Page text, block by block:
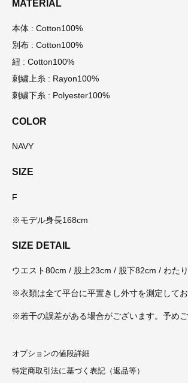
MATERIAL
本体 : Cotton100%
別布 : Cotton100%
紐 : Cotton100%
刺繍上糸 : Rayon100%
刺繍下糸 : Polyester100%
COLOR
NAVY
SIZE
F
※モデル身長168cm
SIZE DETAIL
ウエスト80cm / 股上23cm / 股下82cm / わた
※衣類は全て平台に平置きし外寸を測定してお
※若干の誤差がある場合がございます。予めご
オプションの値段詳細
特定商取引法に基づく表記（返品等）